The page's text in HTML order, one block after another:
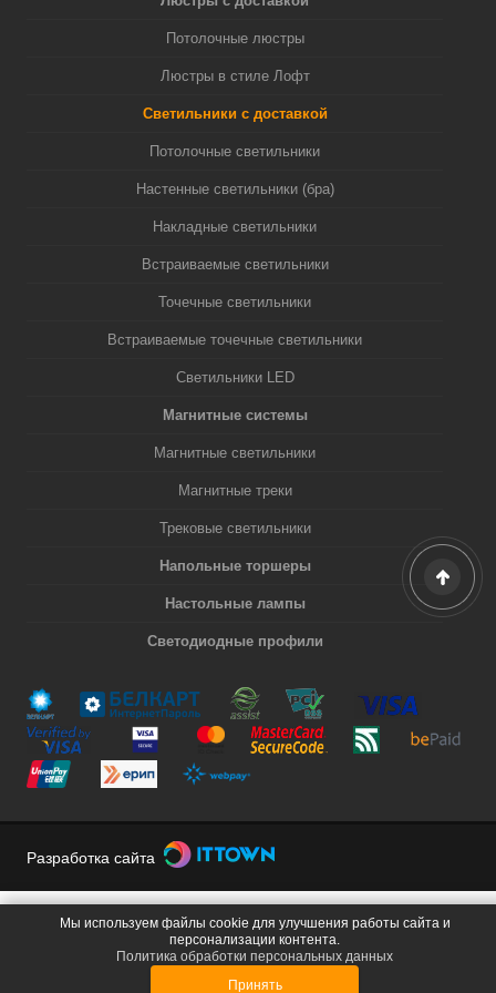
Потолочные люстры
Люстры в стиле Лофт
Светильники с доставкой
Потолочные светильники
Настенные светильники (бра)
Накладные светильники
Встраиваемые светильники
Точечные светильники
Встраиваемые точечные светильники
Светильники LED
Магнитные системы
Магнитные светильники
Магнитные треки
Трековые светильники
Напольные торшеры
Настольные лампы
Светодиодные профили
Разработка сайта
Мы используем файлы cookie для улучшения работы сайта и
персонализации контента.
Политика обработки персональных данных
Принять